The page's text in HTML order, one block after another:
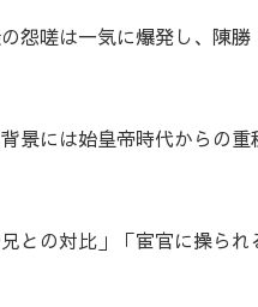
怨嗟は一気に爆発し、陳
景には始皇帝時代からの
との対比」「宦官に操ら